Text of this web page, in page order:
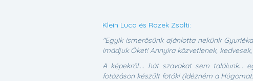
Klein Luca és Rozek Zsolti:
"Egyik ismerősünk ajánlotta nekünk
imádjuk Őket! Annyira közvetlenek,
A képekről.... hát szavakat sem találunk...
fotózáson készült fotók! (Idézném a